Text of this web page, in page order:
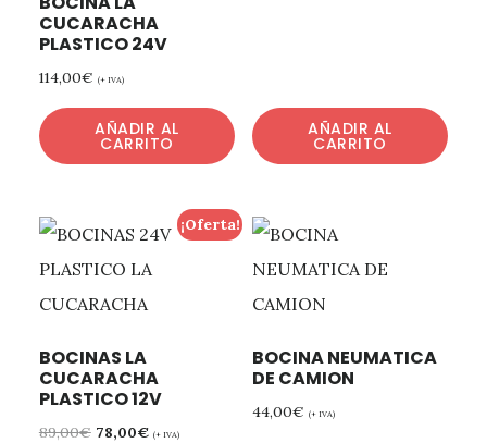
CUCARACHA
PLASTICO 24V
114,00€ (+ IVA)
AÑADIR AL
CARRITO
AÑADIR AL
CARRITO
¡Oferta!
BOCINAS LA
CUCARACHA
PLASTICO 12V
89,00€ 78,00€ (+ IVA)
BOCINA NEUMATICA
DE CAMION
44,00€ (+ IVA)